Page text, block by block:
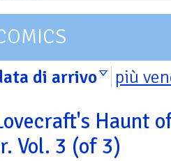
di arrivo più
Haunt
Vol. 3 (of 3)